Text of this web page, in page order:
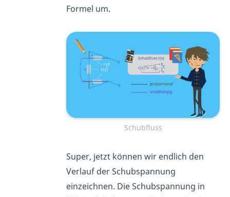
Formel um.
Schubfluss
Super, jetzt können wir endlich den
Verlauf der Schubspannung
einzeichnen. Die Schubspannung in